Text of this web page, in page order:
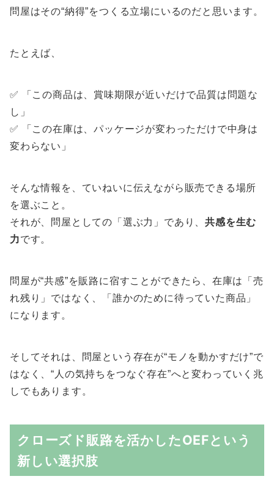
問屋はその“納得”をつくる立場にいるのだと思います。
たとえば、
✅ 「この商品は、賞味期限が近いだけで品質は問題な
し」
✅ 「この在庫は、パッケージが変わっただけで中身は
変わらない」
そんな情報を、ていねいに伝えながら販売できる場所
を選ぶこと。
それが、問屋としての「選ぶ力」であり、共感を生む
力です。
問屋が“共感”を販路に宿すことができたら、在庫は「売
れ残り」ではなく、「誰かのために待っていた商品」
になります。
そしてそれは、問屋という存在が“モノを動かすだけ”で
はなく、“人の気持ちをつなぐ存在”へと変わっていく兆
しでもあります。
クローズド販路を活かしたOEFという
新しい選択肢